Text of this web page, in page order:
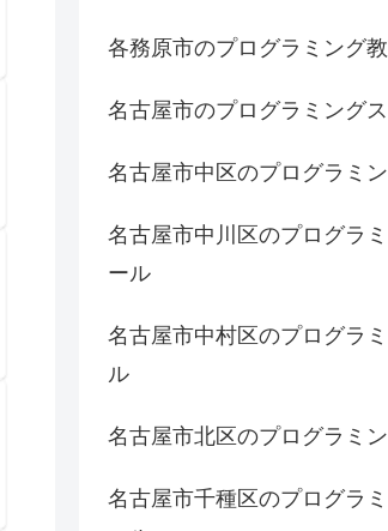
各務原市のプログラミング
名古屋市のプログラミング
名古屋市中区のプログラミ
名古屋市中川区のプログラ
ール
名古屋市中村区のプログラ
ル
名古屋市北区のプログラミ
名古屋市千種区のプログラ